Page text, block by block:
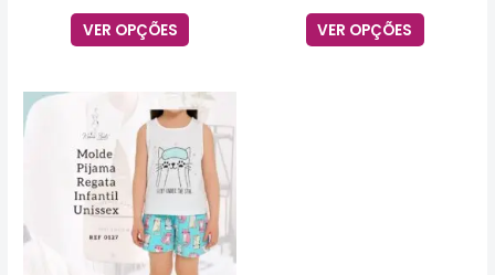
VER OPÇÕES VER OPÇÕES
Este
produto
tem
várias
variantes.
As
opções
podem